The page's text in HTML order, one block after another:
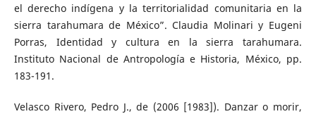
el derecho indígena y la territorialidad comunitaria en la
sierra tarahumara de México”. Claudia Molinari y Eugeni
Porras, Identidad y cultura en la sierra tarahumara.
Instituto Nacional de Antropología e Historia, México, pp.
183-191.
Velasco Rivero, Pedro J., de (2006 [1983]). Danzar o morir,